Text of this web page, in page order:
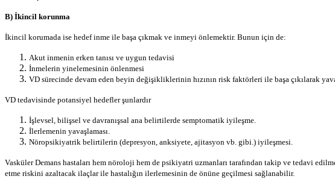
B) İkincil korunma
İkincil korumada ise hedef inme ile başa çıkmak ve inme­yi önlemektir. Bunun için de:
Akut inmenin erken tanısı ve uygun tedavisi
İnmelerin yinelemesinin önlenmesi
VD sürecinde de­vam eden beyin değişikliklerinin hızının risk faktörleri ile ba­şa çıkılarak
VD tedavisinde potansiyel hedefler şunlardır
İşlevsel, bilişsel ve davranışsal ana belirtilerde sempto­matik iyileşme.
İlerlemenin yavaşlaması.
Nöropsikiyatrik belirtilerin (depresyon, anksiyete, aji­tasyon vb. gibi.) iyileşmesi.
Vasküler Demans hastaları hem nöroloji hem de psikiyatri uzmanları tarafından takip ve tedavi
etme riskini azaltacak ilaçlar ile hastalığın ilerlemesinin de önüne geçilmesi sağlanabilir.